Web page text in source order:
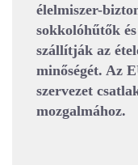
élelmiszer-
sokkolóhűtők
szállítják az
minőségét. Az
szervezet
mozgalmához.